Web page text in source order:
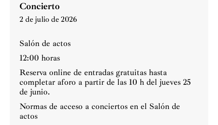
Concierto
2 de julio de 2026
Salón de actos
12:00 horas
Reserva online de entradas gratuitas hasta
completar aforo a partir de las 10 h del jueves 25
de junio.
Normas de acceso a conciertos en el Salón de
actos